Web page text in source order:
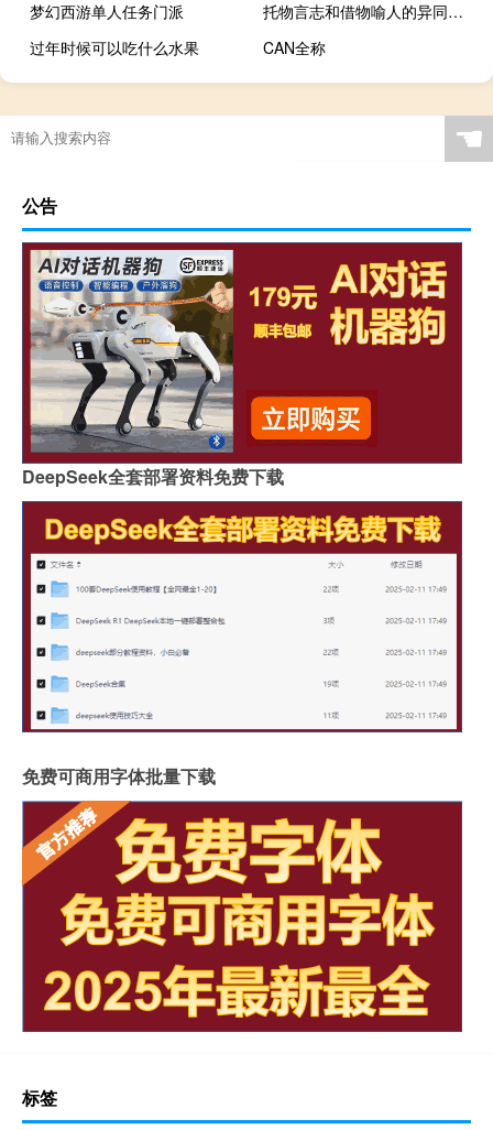
梦幻西游单人任务门派
托物言志和借物喻人的异同之处
过年时候可以吃什么水果
CAN全称
☚
公告
DeepSeek全套部署资料免费下载
免费可商用字体批量下载
标签